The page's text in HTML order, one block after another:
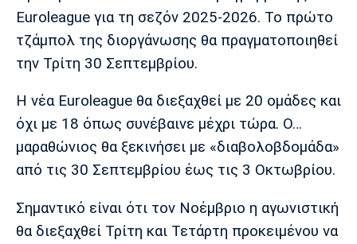
Πολιτισμός
Τραγούδια
Running
Media
Παρασκήνιο
Πρόγραμμα TV
Ιωνικός Κηφισιά
Μπαρτσελόνα
Ρεάλ
Ατλέτικο
Euroleague για τη σεζόν 2025-2026. Το πρώτο
τζάμπολ της διοργάνωσης θα πραγματοποιηθεί
την Τρίτη 30 Σεπτεμβρίου.
Η νέα Euroleague θα διεξαχθεί με 20 ομάδες και
όχι με 18 όπως συνέβαινε μέχρι τώρα. Ο…
μαραθώνιος θα ξεκινήσει με «διαβολοβδομάδα»
από τις 30 Σεπτεμβρίου έως τις 3 Οκτωβρίου.
Σημαντικό είναι ότι τον Νοέμβριο η αγωνιστική
θα διεξαχθεί Τρίτη και Τετάρτη προκειμένου να